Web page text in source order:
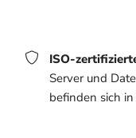
ISO-
Server und
befinden sich